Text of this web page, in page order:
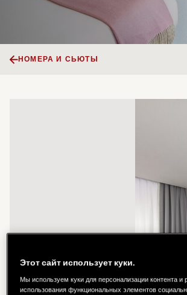
НОМЕРА И СЬЮТЫ
Этот сайт использует куки.
Мы используем куки для персонализации контента и
использования функциональных элементов